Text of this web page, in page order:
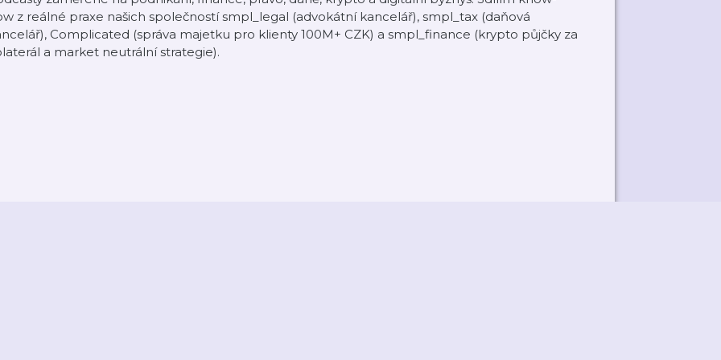
z reálné praxe našich společností smpl_legal (advokátní kancelář), smpl_tax (daňová
Complicated (správa majetku pro klienty 100M+ CZK) a smpl_finance (krypto půjčky za
a market neutrální strategie).